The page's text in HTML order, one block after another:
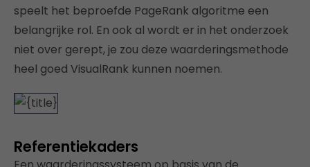
speelt het beproefde PageRank algoritme een
belangrijke rol. En ook al wordt er in het onderzoek
niet over gerept, je zou deze waarderingsmethode
heel goed VisualRank kunnen noemen.
Referentiekaders